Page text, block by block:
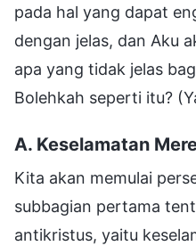
pada hal yang dapat
dengan jelas, dan Aku
apa yang tidak jelas
Bolehkah seperti itu?
A. Keselamatan
Kita akan memulai
subbagian pertama
antikristus, yaitu